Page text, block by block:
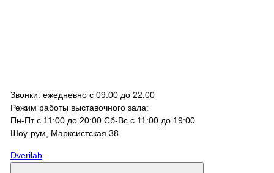
Звонки: ежедневно с 09:00 до 22:00
Режим работы выставочного зала:
Пн-Пт с 11:00 до 20:00 Сб-Вс с 11:00 до 19:00
Шоу-рум, Марксистcкая 38
Dverilab